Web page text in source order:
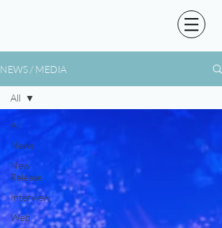
NEWS / MEDIA
All
News
New
Release
Interview
Web
All